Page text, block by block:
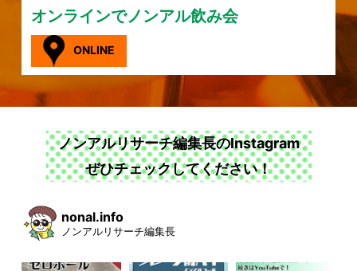
オンラインでノンアル飲み会
ONLINE
ノンアルリサーチ編集長のInstagram
ぜひチェックしてください！
nonal.info
ノンアルリサーチ編集長